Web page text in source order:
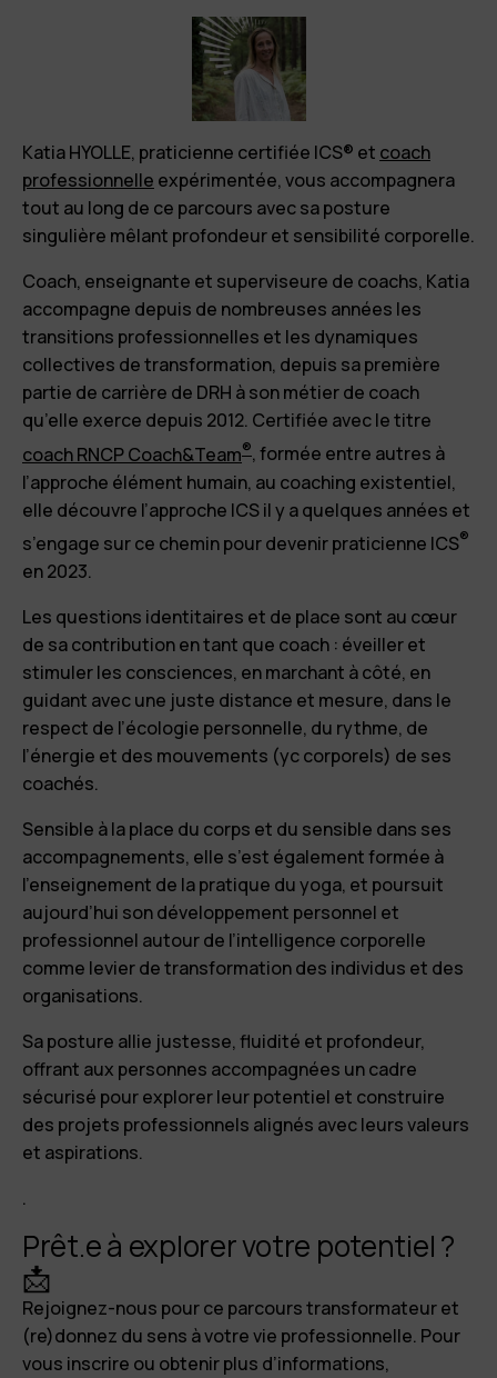
Katia HYOLLE, praticienne certifiée ICS® et coach
professionnelle expérimentée, vous accompagnera
tout au long de ce parcours avec sa posture
singulière mêlant profondeur et sensibilité corporelle.
Coach, enseignante et superviseure de coachs, Katia
accompagne depuis de nombreuses années les
transitions professionnelles et les dynamiques
collectives de transformation, depuis sa première
partie de carrière de DRH à son métier de coach
qu’elle exerce depuis 2012. Certifiée avec le titre
coach RNCP Coach&Team®, formée entre autres à
l’approche élément humain, au coaching existentiel,
elle découvre l’approche ICS il y a quelques années et
s’engage sur ce chemin pour devenir praticienne ICS®
en 2023.
Les questions identitaires et de place sont au cœur
de sa contribution en tant que coach : éveiller et
stimuler les consciences, en marchant à côté, en
guidant avec une juste distance et mesure, dans le
respect de l’écologie personnelle, du rythme, de
l’énergie et des mouvements (yc corporels) de ses
coachés.
Sensible à la place du corps et du sensible dans ses
accompagnements, elle s’est également formée à
l’enseignement de la pratique du yoga, et poursuit
aujourd’hui son développement personnel et
professionnel autour de l’intelligence corporelle
comme levier de transformation des individus et des
organisations.
Sa posture allie justesse, fluidité et profondeur,
offrant aux personnes accompagnées un cadre
sécurisé pour explorer leur potentiel et construire
des projets professionnels alignés avec leurs valeurs
et aspirations.
.
Prêt.e à explorer votre potentiel ?
📩
Rejoignez-nous pour ce parcours transformateur et
(re)donnez du sens à votre vie professionnelle. Pour
vous inscrire ou obtenir plus d’informations,